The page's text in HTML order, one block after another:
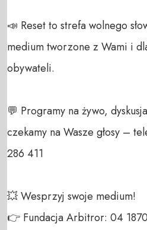
📣 Reset to strefa wolnego
medium tworzone z Wami i
obywateli.
💬 Programy na żywo,
czekamy na Wasze głosy –
286 411
💥 Wesprzyj swoje medium!
👉 Fundacja Arbitror: 04